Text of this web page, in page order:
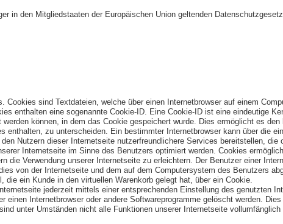
in den Mitgliedstaaten der Europäischen Union geltenden
Cookies sind Textdateien, welche über einen Internetbrowser auf einem
enthalten eine sogenannte Cookie-ID. Eine Cookie-ID ist eine eindeutige
können, in dem das Cookie gespeichert wurde. Dies ermöglicht es
enthalten, zu unterscheiden. Ein bestimmter Internetbrowser kann über die
Nutzern dieser Internetseite nutzerfreundlichere Services bereitstellen,
Internetseite im Sinne des Benutzers optimiert werden. Cookies
die Verwendung unserer Internetseite zu erleichtern. Der Benutzer einer
von der Internetseite und dem auf dem Computersystem des Benutzers
ein Kunde in den virtuellen Warenkorb gelegt hat, über ein Cookie.
jederzeit mittels einer entsprechenden Einstellung des genutzten
einen Internetbrowser oder andere Softwareprogramme gelöscht werden.
unter Umständen nicht alle Funktionen unserer Internetseite vollumfänglich